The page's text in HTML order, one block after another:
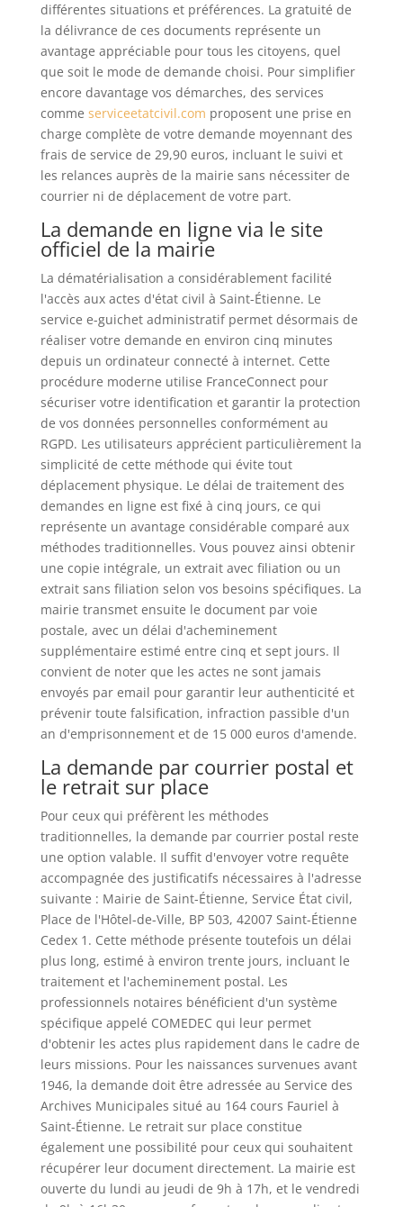
différentes situations et préférences. La gratuité de
la délivrance de ces documents représente un
avantage appréciable pour tous les citoyens, quel
que soit le mode de demande choisi. Pour simplifier
encore davantage vos démarches, des services
comme serviceetatcivil.com proposent une prise en
charge complète de votre demande moyennant des
frais de service de 29,90 euros, incluant le suivi et
les relances auprès de la mairie sans nécessiter de
courrier ni de déplacement de votre part.
La demande en ligne via le site
officiel de la mairie
La dématérialisation a considérablement facilité
l'accès aux actes d'état civil à Saint-Étienne. Le
service e-guichet administratif permet désormais de
réaliser votre demande en environ cinq minutes
depuis un ordinateur connecté à internet. Cette
procédure moderne utilise FranceConnect pour
sécuriser votre identification et garantir la protection
de vos données personnelles conformément au
RGPD. Les utilisateurs apprécient particulièrement la
simplicité de cette méthode qui évite tout
déplacement physique. Le délai de traitement des
demandes en ligne est fixé à cinq jours, ce qui
représente un avantage considérable comparé aux
méthodes traditionnelles. Vous pouvez ainsi obtenir
une copie intégrale, un extrait avec filiation ou un
extrait sans filiation selon vos besoins spécifiques. La
mairie transmet ensuite le document par voie
postale, avec un délai d'acheminement
supplémentaire estimé entre cinq et sept jours. Il
convient de noter que les actes ne sont jamais
envoyés par email pour garantir leur authenticité et
prévenir toute falsification, infraction passible d'un
an d'emprisonnement et de 15 000 euros d'amende.
La demande par courrier postal et
le retrait sur place
Pour ceux qui préfèrent les méthodes
traditionnelles, la demande par courrier postal reste
une option valable. Il suffit d'envoyer votre requête
accompagnée des justificatifs nécessaires à l'adresse
suivante : Mairie de Saint-Étienne, Service État civil,
Place de l'Hôtel-de-Ville, BP 503, 42007 Saint-Étienne
Cedex 1. Cette méthode présente toutefois un délai
plus long, estimé à environ trente jours, incluant le
traitement et l'acheminement postal. Les
professionnels notaires bénéficient d'un système
spécifique appelé COMEDEC qui leur permet
d'obtenir les actes plus rapidement dans le cadre de
leurs missions. Pour les naissances survenues avant
1946, la demande doit être adressée au Service des
Archives Municipales situé au 164 cours Fauriel à
Saint-Étienne. Le retrait sur place constitue
également une possibilité pour ceux qui souhaitent
récupérer leur document directement. La mairie est
ouverte du lundi au jeudi de 9h à 17h, et le vendredi